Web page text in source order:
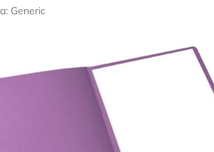
Generic